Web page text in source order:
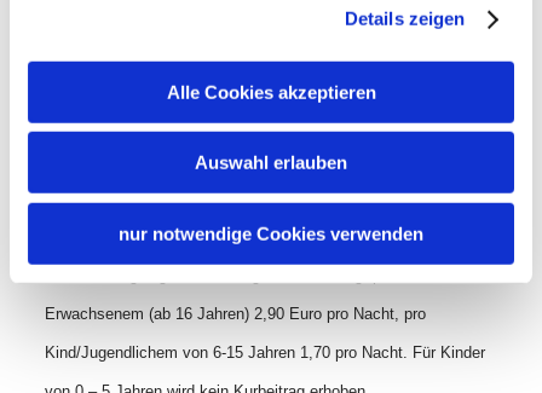
Details zeigen
Alle Cookies akzeptieren
Auswahl erlauben
nur notwendige Cookies verwenden
Konditionen/Extras
Die genannten Preise beinhalten nicht den während Ihres
Erwachsenem (ab 16 Jahren) 2,90 Euro pro Nacht, pro
Kind/Jugendlichem von 6-15 Jahren 1,70 pro Nacht. Für Kinder